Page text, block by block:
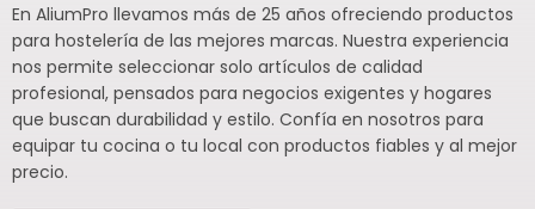
En AliumPro llevamos más de 25 años ofreciendo productos
para hostelería de las mejores marcas. Nuestra experiencia
nos permite seleccionar solo artículos de calidad
profesional, pensados para negocios exigentes y hogares
que buscan durabilidad y estilo. Confía en nosotros para
equipar tu cocina o tu local con productos fiables y al mejor
precio.